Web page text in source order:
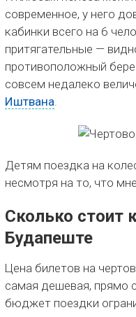
современное, у него
кабинки всего на 6
притягательные —
противоположный
совсем недалеко
Иштвана
Детям поездка на
несмотря на то, что
Сколько стоит
Будапеште
Цена билетов на
самая дешевая, прямо
бюджет поездки